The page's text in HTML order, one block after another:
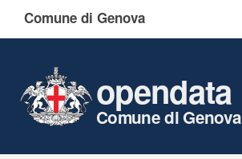
Comune di Genova
opendata
Comune di Genova